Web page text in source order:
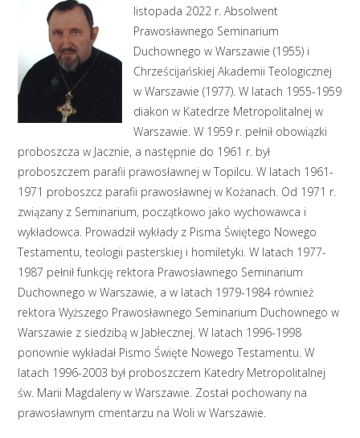
listopada 2022 r. Absolwent
Prawosławnego Seminarium
Duchownego w Warszawie (1955) i
Chrześcijańskiej Akademii Teologicznej
w Warszawie (1977). W latach 1955-1959
diakon w Katedrze Metropolitalnej w
Warszawie. W 1959 r. pełnił obowiązki
proboszcza w Jacznie, a następnie do 1961 r. był
proboszczem parafii prawosławnej w Topilcu. W latach 1961-
1971 proboszcz parafii prawosławnej w Kożanach. Od 1971 r.
związany z Seminarium, początkowo jako wychowawca i
wykładowca. Prowadził wykłady z Pisma Świętego Nowego
Testamentu, teologii pasterskiej i homiletyki. W latach 1977-
1987 pełnił funkcję rektora Prawosławnego Seminarium
Duchownego w Warszawie, a w latach 1979-1984 również
rektora Wyższego Prawosławnego Seminarium Duchownego w
Warszawie z siedzibą w Jabłecznej. W latach 1996-1998
ponownie wykładał Pismo Święte Nowego Testamentu. W
latach 1996-2003 był proboszczem Katedry Metropolitalnej
św. Marii Magdaleny w Warszawie. Został pochowany na
prawosławnym cmentarzu na Woli w Warszawie.